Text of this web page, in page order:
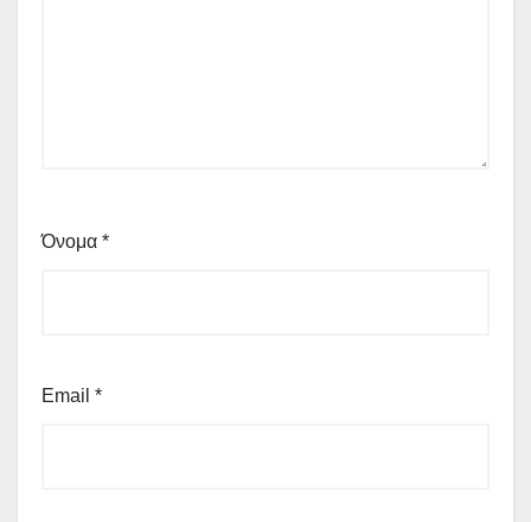
Όνομα *
Email *